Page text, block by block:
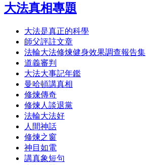
大法真相專題
大法是真正的科學
師父評註文章
法輪大法修煉健身效果調查報告集
道義審判
大法大事記年鑑
曼哈頓講真相
修煉傳奇
修煉人談退黨
法輪大法好
人間神話
修煉之窗
神目如電
講真象短句